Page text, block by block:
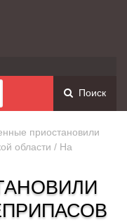
Поиск
приостановили
области / На